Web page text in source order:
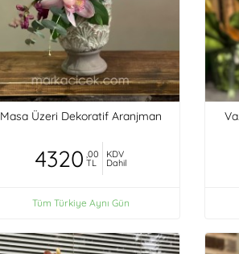
Masa Üzeri Dekoratif Aranjman
4320 ,00
TL
KDV
Dahil
Tüm Türkiye Aynı Gün